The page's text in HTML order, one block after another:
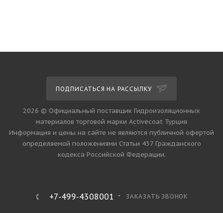
ПОДПИСАТЬСЯ НА РАССЫЛКУ
2026 © Официальный поставщик Гидроизоляционных
материалов торговой марки Activecoat Турция
Информация и цены на сайте не являются публичной офертой
определяемой положениями Статьи 437 Гражданского
кодекса Российской Федерации.
+7-499-4308001 ЗАКАЗАТЬ ЗВОНОК